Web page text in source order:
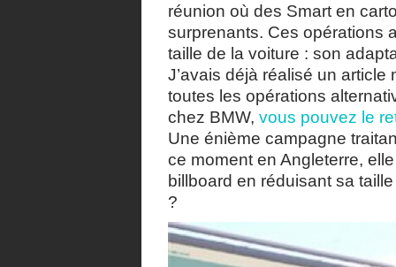
réunion où des Smart en
surprenants. Ces opérations
taille de la voiture : son
J’avais déjà réalisé un
toutes les opérations
chez BMW, vous pouvez le
Une énième campagne
ce moment en Angleterre,
billboard en réduisant sa
?